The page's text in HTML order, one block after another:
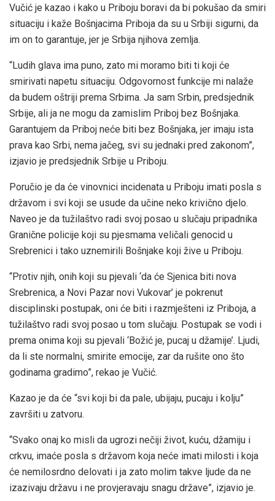
Vučić je kazao i kako u Priboju boravi da bi pokušao da smiri
situaciju i kaže Bošnjacima Priboja da su u Srbiji sigurni, da
im on to garantuje, jer je Srbija njihova zemlja.
“Ludih glava ima puno, zato mi moramo biti ti koji će
smirivati napetu situaciju. Odgovornost funkcije mi nalaže
da budem oštriji prema Srbima. Ja sam Srbin, predsjednik
Srbije, ali ja ne mogu da zamislim Priboj bez Bošnjaka.
Garantujem da Priboj neće biti bez Bošnjaka, jer imaju ista
prava kao Srbi, nema jačeg, svi su jednaki pred zakonom”,
izjavio je predsjednik Srbije u Priboju.
Poručio je da će vinovnici incidenata u Priboju imati posla s
državom i svi koji se usude da učine neko krivično djelo.
Naveo je da tužilaštvo radi svoj posao u slučaju pripadnika
Granične policije koji su pjesmama veličali genocid u
Srebrenici i tako uznemirili Bošnjake koji žive u Priboju.
“Protiv njih, onih koji su pjevali ‘da će Sjenica biti nova
Srebrenica, a Novi Pazar novi Vukovar’ je pokrenut
disciplinski postupak, oni će biti i razmješteni iz Priboja, a
tužilaštvo radi svoj posao u tom slučaju. Postupak se vodi i
prema onima koji su pjevali ‘Božić je, pucaj u džamije’. Ljudi,
da li ste normalni, smirite emocije, zar da rušite ono što
godinama gradimo”, rekao je Vučić.
Kazao je da će “svi koji bi da pale, ubijaju, pucaju i kolju”
završiti u zatvoru.
“Svako onaj ko misli da ugrozi nečiji život, kuću, džamiju i
crkvu, imaće posla s državom koja neće imati milosti i koja
će nemilosrdno delovati i ja zato molim takve ljude da ne
izazivaju državu i ne provjeravaju snagu države”, izjavio je.